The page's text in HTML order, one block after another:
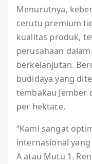
Menurutnya,
cerutu premium
kualitas produk,
perusahaan
berkelanjutan.
budidaya yang
tembakau Jember
per hektare.
“Kami sangat
internasional
A atau Mutu 1.